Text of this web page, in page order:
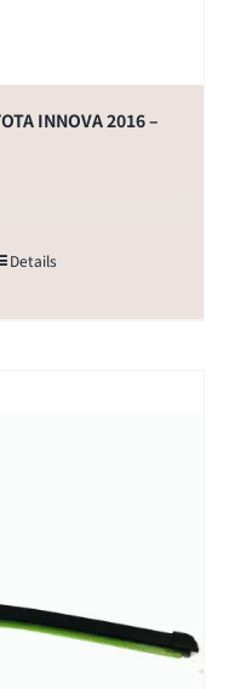
INNOVA 2016 –
Details